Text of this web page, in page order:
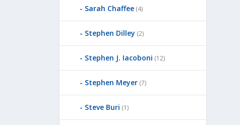
Sarah Chaffee (4)
Stephen Dilley (2)
Stephen J. Iacoboni (12)
Stephen Meyer (7)
Steve Buri (1)